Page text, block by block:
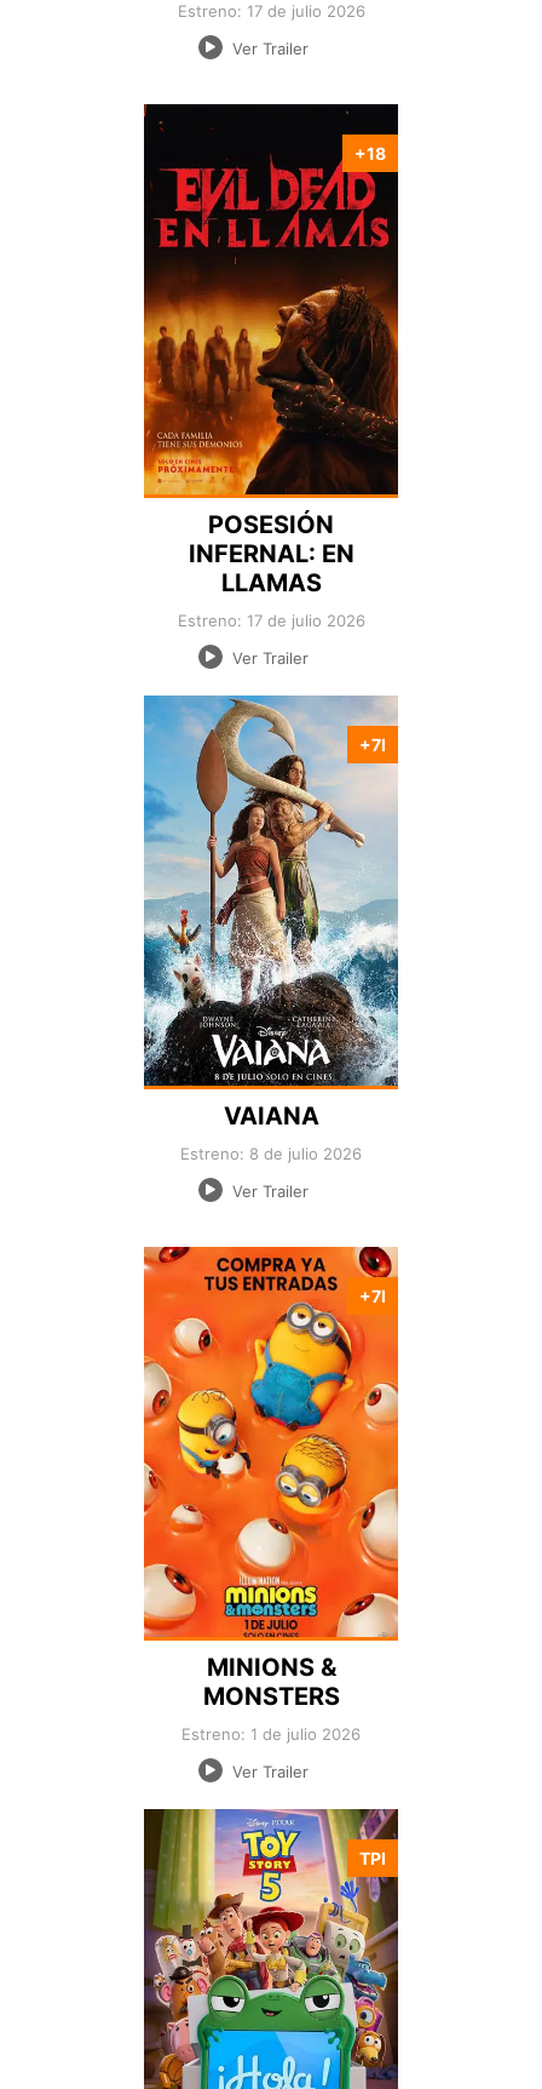
Estreno: 17 de julio 2026
Ver Trailer
+18
POSESIÓN
INFERNAL: EN
LLAMAS
Estreno: 17 de julio 2026
Ver Trailer
Nacionalidad:
Director:
Estreno:
Genero:
Duración:
+7I
VAIANA
Estreno: 8 de julio 2026
Ver Trailer
Nacionalidad:
Director:
Estreno:
Genero:
Duración:
+7I
MINIONS &
MONSTERS
Estreno: 1 de julio 2026
Ver Trailer
Nacionalidad:
Director:
Estreno:
Genero:
Duración:
TPI
Nacionalidad:
Director:
Estreno:
Genero:
Duración: